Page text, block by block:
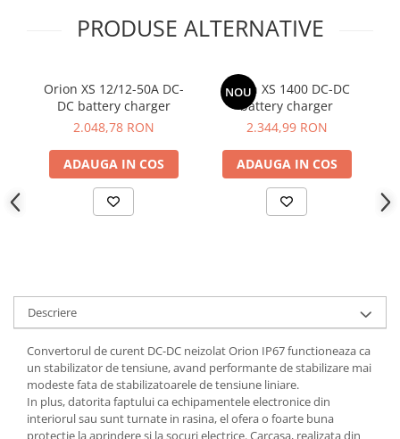
PRODUSE ALTERNATIVE
Orion XS 12/12-50A DC-
DC battery charger
2.048,78 RON
ADAUGA IN COS
NOU
Orion XS 1400 DC-DC
battery charger
2.344,99 RON
ADAUGA IN COS
Descriere
Convertorul de curent DC-DC neizolat Orion IP67 functioneaza ca
un stabilizator de tensiune, avand performante de stabilizare mai
modeste fata de stabilizatoarele de tensiune liniare.
In plus, datorita faptului ca echipamentele electronice din
interiorul sau sunt turnate in rasina, el ofera o foarte buna
protectie la aprindere si la socuri electrice. Carcasa, realizata din